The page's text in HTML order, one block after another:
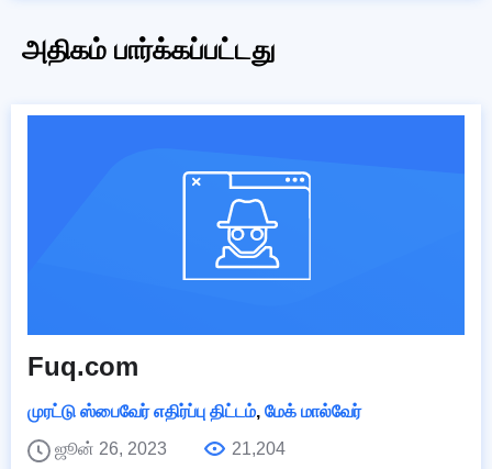
அதிகம் பார்க்கப்பட்டது
Fuq.com
முரட்டு ஸ்பைவேர் எதிர்ப்பு திட்டம், மேக் மால்வேர்
ஜூன் 26, 2023
21,204